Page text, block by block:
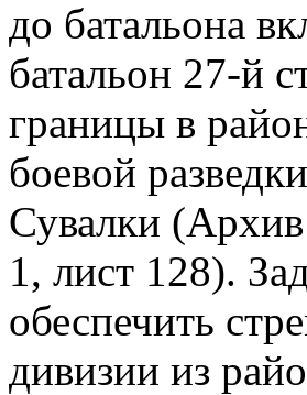
до батальона
батальон 27-й
границы в
боевой
Сувалки
1, лист 128).
обеспечить
дивизии из